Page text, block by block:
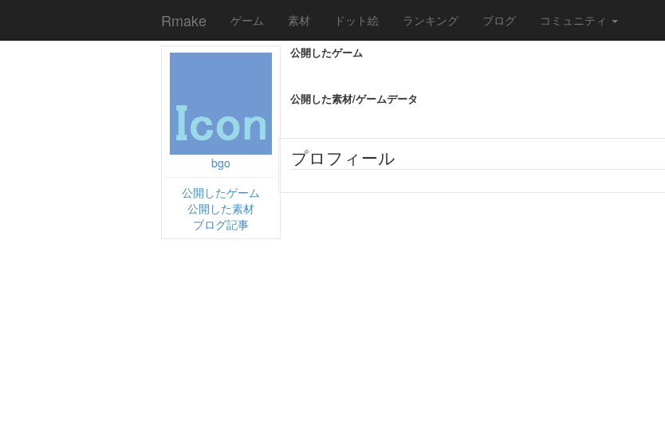
Rmake ゲーム 素材 ドット絵 ランキング ブログ コミュニティ
bgo
公開したゲーム
公開した素材
ブログ記事
公開したゲーム
公開した素材/ゲームデータ
プロフィール